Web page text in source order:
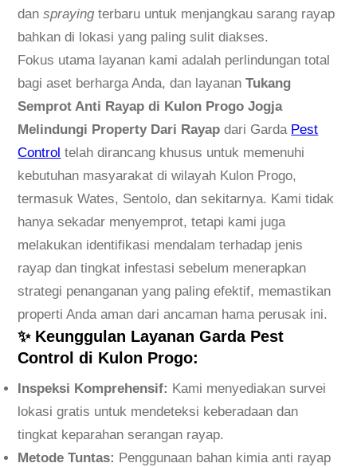
a
y
a
p
d
i
K
u
l
o
n
P
r
o
g
o
J
o
g
j
dansprayingterbaru untuk menjangkau sarang rayap
bahkan di lokasi yang paling sulit diakses.
Fokus utama layanan kami adalah perlindungan total
bagi aset berharga Anda, dan layananTukang
Semprot Anti Rayap di Kulon Progo Jogja
Melindungi Property Dari Rayap dari Garda Pest
Control telah dirancang khusus untuk memenuhi
kebutuhan masyarakat di wilayah Kulon Progo,
termasuk Wates, Sentolo, dan sekitarnya. Kami tidak
hanya sekadar menyemprot, tetapi kami juga
melakukan identifikasi mendalam terhadap jenis
rayap dan tingkat infestasi sebelum menerapkan
strategi penanganan yang paling efektif, memastikan
properti Anda aman dari ancaman hama perusak ini.
✨ Keunggulan Layanan Garda Pest
Control di Kulon Progo:
Inspeksi Komprehensif: Kami menyediakan survei
lokasi gratis untuk mendeteksi keberadaan dan
tingkat keparahan serangan rayap.
Metode Tuntas: Penggunaan bahan kimia anti rayap